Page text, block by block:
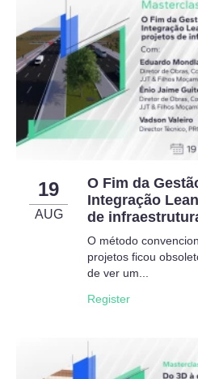
19
AUG
O Fim da
Integração
de
O método
projetos ficou
de ver um...
Register